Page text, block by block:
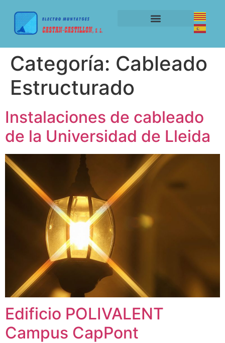
Categoría: Cableado
Estructurado
Instalaciones de cableado
de la Universidad de Lleida
Edificio POLIVALENT
Campus CapPont